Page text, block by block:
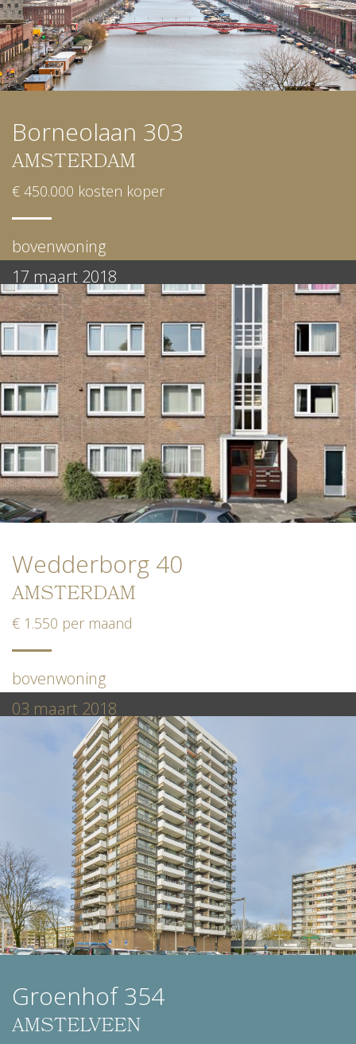
Borneolaan 303
AMSTERDAM
€ 450.000 kosten koper
bovenwoning
17 maart 2018
Wedderborg 40
AMSTERDAM
€ 1.550 per maand
bovenwoning
03 maart 2018
Groenhof 354
AMSTELVEEN